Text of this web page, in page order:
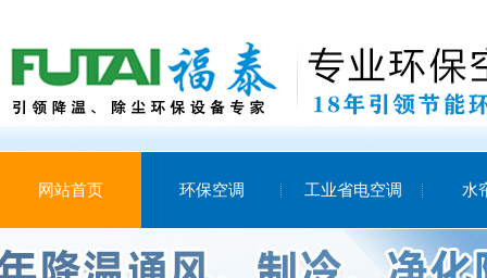
网站首页 环保空调 工业省电空调 水